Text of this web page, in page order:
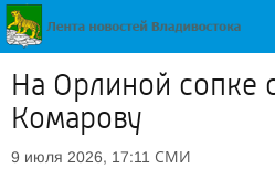
На Орлиной сопке
Комарову
9 июля 2026, 17:11 СМИ